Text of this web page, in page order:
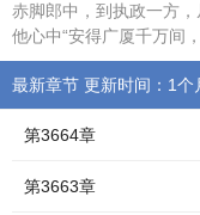
赤脚郎中，到执政一方
他心中“安得广厦千万间
最新章节 更新时间：1个
第3664章
第3663章